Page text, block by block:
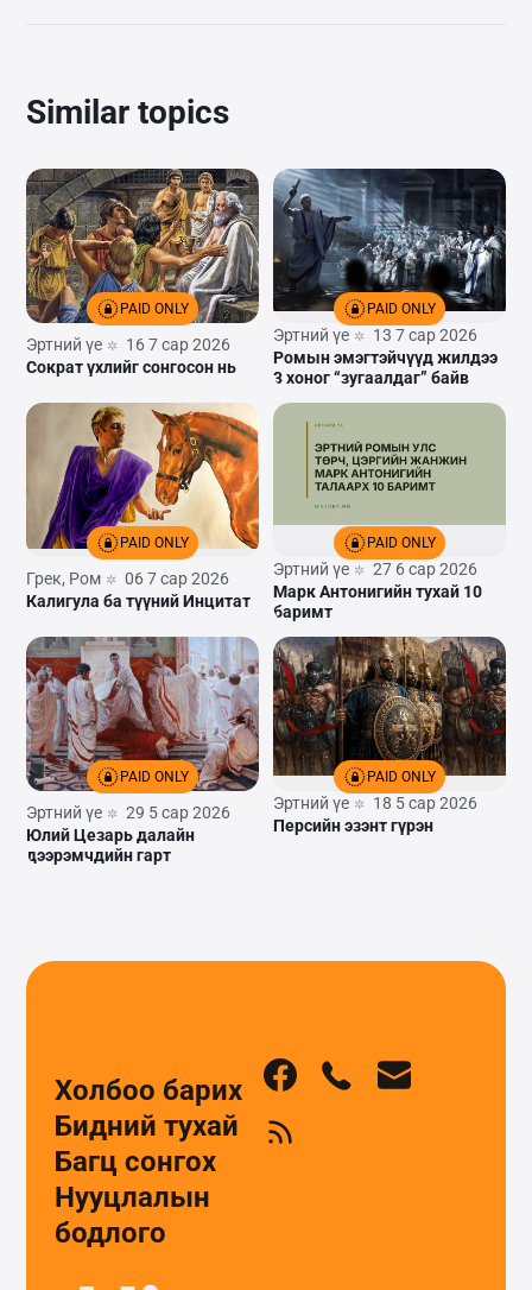
Similar topics
PAID ONLY
Эртний үе
16 7 сар 2026
Сократ үхлийг сонгосон нь
PAID ONLY
Эртний үе
13 7 сар 2026
Ромын эмэгтэйчүүд жилдээ
3 хоног “зугаалдаг” байв
PAID ONLY
Грек, Ром
06 7 сар 2026
Калигула ба түүний Инцитат
PAID ONLY
Эртний үе
27 6 сар 2026
Марк Антонигийн тухай 10
баримт
PAID ONLY
Эртний үе
29 5 сар 2026
Юлий Цезарь далайн
дээрэмчдийн гарт
PAID ONLY
Эртний үе
18 5 сар 2026
Персийн эзэнт гүрэн
Холбоо барих
Бидний тухай
Багц сонгох
Нууцлалын
бодлого